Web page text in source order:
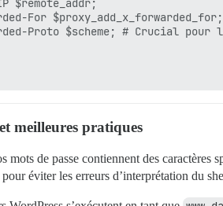
$remote_addr;
For $proxy_add_x_forwarded_for;
Proto $scheme; # Crucial pour
meilleures pratiques
mots de passe contiennent des caractères
éviter les erreurs d’interprétation du